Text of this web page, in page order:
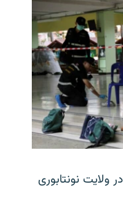
ولایت نونتابوری